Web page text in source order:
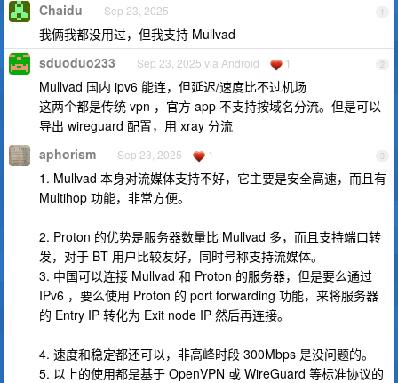
1
Chaidu Sep 23, 2025
我俩我都没用过，但我支持 Mullvad
2
sduoduo233 Sep 23, 2025 via Android 1
Mullvad 国内 ipv6 能连，但延迟/速度比不过机场
这两个都是传统 vpn ，官方 app 不支持按域名分流。但是可以
导出 wireguard 配置，用 xray 分流
3
aphorism Sep 23, 2025 1
1. Mullvad 本身对流媒体支持不好，它主要是安全高速，而且有
Multihop 功能，非常方便。
2. Proton 的优势是服务器数量比 Mullvad 多，而且支持端口转
发，对于 BT 用户比较友好，同时号称支持流媒体。
3. 中国可以连接 Mullvad 和 Proton 的服务器，但是要么通过
IPv6 ，要么使用 Proton 的 port forwarding 功能，来将服务器
的 Entry IP 转化为 Exit node IP 然后再连接。
4. 速度和稳定都还可以，非高峰时段 300Mbps 是没问题的。
5. 以上的使用都是基于 OpenVPN 或 WireGuard 等标准协议的